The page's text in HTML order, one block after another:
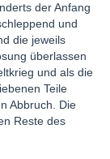
der Anfang
und
die jeweils
überlassen
und als die
Teile
Abbruch. Die
Reste des